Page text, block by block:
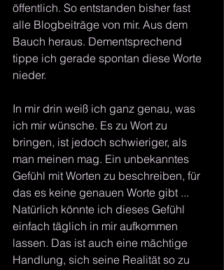
öffentlich. So entstanden bisher fast
alle Blogbeiträge von mir. Aus dem
Bauch heraus. Dementsprechend
tippe ich gerade spontan diese Worte
nieder.
In mir drin weiß ich ganz genau, was
ich mir wünsche. Es zu Wort zu
bringen, ist jedoch schwieriger, als
man meinen mag. Ein unbekanntes
Gefühl mit Worten zu beschreiben, für
das es keine genauen Worte gibt ...
Natürlich könnte ich dieses Gefühl
einfach täglich in mir aufkommen
lassen. Das ist auch eine mächtige
Handlung, sich seine Realität so zu